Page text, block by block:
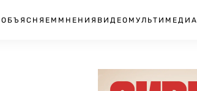
ОБЪЯСНЯЕМ МНЕНИЯ ВИДЕО МУЛЬТИМЕДИА